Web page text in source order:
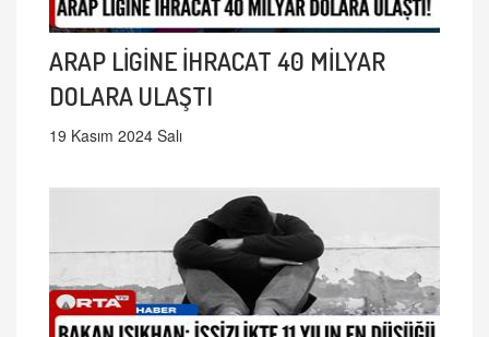
ARAP LİGİNE İHRACAT 40 MİLYAR
DOLARA ULAŞTI
19 Kasım 2024 Salı